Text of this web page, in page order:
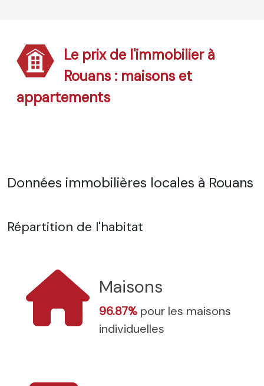
Le prix de l'immobilier à
Rouans : maisons et
appartements
Données immobilières locales à Rouans
Répartition de l'habitat
Maisons
96.87% pour les maisons
individuelles